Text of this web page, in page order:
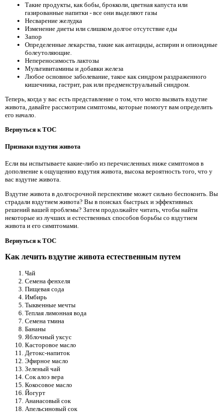
Такие продукты, как бобы, брокколи, цветная капуста или
газированные напитки - все они выделяют газы
Несварение желудка
Изменение диеты или слишком долгое отсутствие еды
Запор
Определенные лекарства, такие как антациды, аспирин и опиоидные
болеутоляющие.
Непереносимость лактозы
Мультивитамины и добавки железа
Любое основное заболевание, такое как синдром раздраженного
кишечника, гастрит, рак или предменструальный синдром.
Теперь, когда у вас есть представление о том, что могло вызвать вздутие
живота, давайте рассмотрим симптомы, которые помогут вам определить
его начало.
Вернуться к TOC
Признаки вздутия живота
Если вы испытываете какие-либо из перечисленных ниже симптомов в
дополнение к ощущению вздутия живота, высока вероятность того, что у
вас вздутие живота.
Вздутие живота в долгосрочной перспективе может сильно беспокоить. Вы
страдали вздутием живота? Вы в поисках быстрых и эффективных
решений вашей проблемы? Затем продолжайте читать, чтобы найти
некоторые из лучших и естественных способов борьбы со вздутием
живота и его симптомами.
Вернуться к TOC
Как лечить вздутие живота естественным путем
Чай
Семена фенхеля
Пищевая сода
Имбирь
Тыквенные мечты
Теплая лимонная вода
Семена тмина
Бананы
Яблочный уксус
Касторовое масло
Детокс-напиток
Эфирное масло
Зеленый чай
Сок алоэ вера
Кокосовое масло
Йогурт
Ананасовый сок
Апельсиновый сок